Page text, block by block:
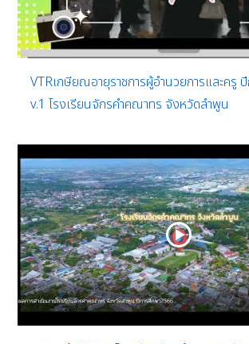
VTRเกษียณอายุราชการผู้อำนวยการและครู
v.1 โรงเรียนจักรคำคณาทร จังหวัดลำพูน